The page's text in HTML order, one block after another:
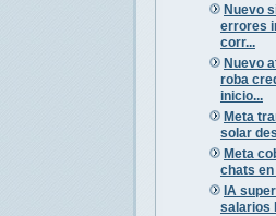
Nuevo
errores
corr...
Nuevo
roba
inicio...
Meta
solar
Meta
chats
IA
salarios